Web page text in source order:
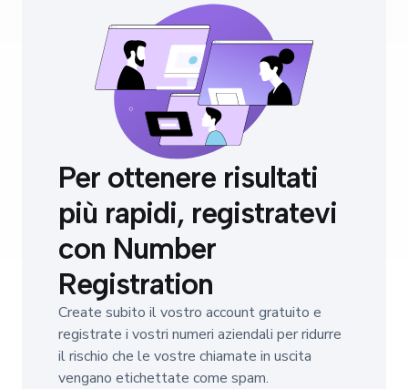
Per ottenere risultati
più rapidi, registratevi
con Number
Registration
Create subito il vostro account gratuito e
registrate i vostri numeri aziendali per ridurre
il rischio che le vostre chiamate in uscita
vengano etichettate come spam.